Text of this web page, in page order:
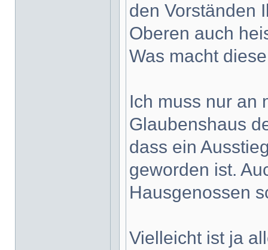
den Vorständen
Oberen auch
Was macht
Ich muss nur an
Glaubenshaus
dass ein
geworden ist.
Hausgenossen
Vielleicht ist ja